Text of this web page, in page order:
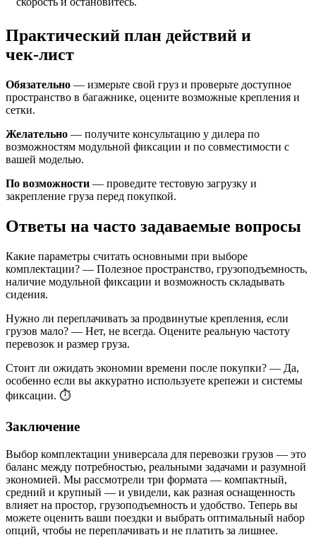
Практический план действий и
чек‑лист
Обязательно — измерьте свой груз и проверьте доступное
пространство в багажнике, оцените возможные крепления и
сетки.
Желательно — получите консультацию у дилера по
возможностям модульной фиксации и по совместимости с
вашей моделью.
По возможности — проведите тестовую загрузку и
закрепление груза перед покупкой.
Ответы на часто задаваемые вопросы
Какие параметры считать основными при выборе
комплектации? — Полезное пространство, грузоподъемность,
наличие модульной фиксации и возможность складывать
сидения. ️
Нужно ли переплачивать за продвинутые крепления, если
грузов мало? — Нет, не всегда. Оцените реальную частоту
перевозок и размер груза.
Стоит ли ожидать экономии времени после покупки? — Да,
особенно если вы аккуратно используете крепежи и системы
фиксации. ⏱️
Заключение
Выбор комплектации универсала для перевозки грузов — это
баланс между потребностью, реальными задачами и разумной
экономией. Мы рассмотрели три формата — компактный,
средний и крупный — и увидели, как разная оснащенность
влияет на простор, грузоподъемность и удобство. Теперь вы
можете оценить ваши поездки и выбрать оптимальный набор
опций, чтобы не переплачивать и не платить за лишнее.